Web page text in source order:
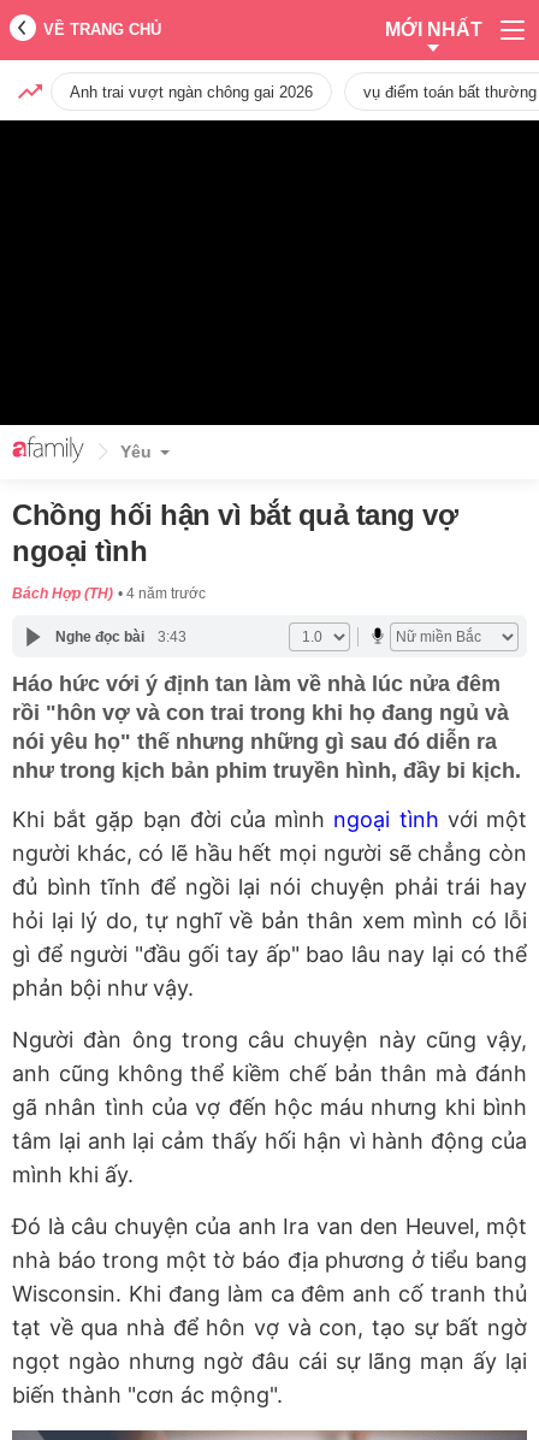
VỀ TRANG CHỦ MỚI NHẤT
Anh trai vượt ngàn chông gai 2026 vụ điểm toán bất
Yêu
Chồng hối hận vì bắt quả tang vợ
ngoại tình
Bách Hợp (TH) 4 năm trước
Nghe đọc bài 3:43
Háo hức với ý định tan làm về nhà lúc nửa đêm
rồi "hôn vợ và con trai trong khi họ đang ngủ và
nói yêu họ" thế nhưng những gì sau đó diễn ra
như trong kịch bản phim truyền hình, đầy bi kịch.
Khi bắt gặp bạn đời của mình ngoại tình với một
người khác, có lẽ hầu hết mọi người sẽ chẳng còn
đủ bình tĩnh để ngồi lại nói chuyện phải trái hay
hỏi lại lý do, tự nghĩ về bản thân xem mình có lỗi
gì để người "đầu gối tay ấp" bao lâu nay lại có thể
phản bội như vậy.
Người đàn ông trong câu chuyện này cũng vậy,
anh cũng không thể kiềm chế bản thân mà đánh
gã nhân tình của vợ đến hộc máu nhưng khi bình
tâm lại anh lại cảm thấy hối hận vì hành động của
mình khi ấy.
Đó là câu chuyện của anh Ira van den Heuvel, một
nhà báo trong một tờ báo địa phương ở tiểu bang
Wisconsin. Khi đang làm ca đêm anh cố tranh thủ
tạt về qua nhà để hôn vợ và con, tạo sự bất ngờ
ngọt ngào nhưng ngờ đâu cái sự lãng mạn ấy lại
biến thành "cơn ác mộng".